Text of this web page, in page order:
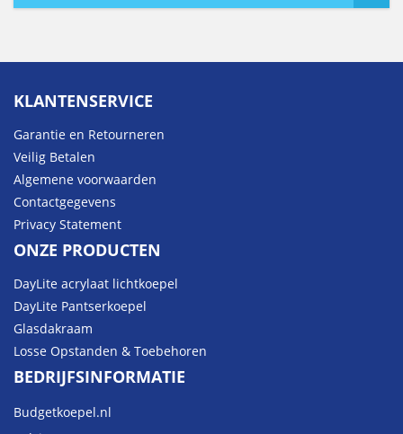
KLANTENSERVICE
Garantie en Retourneren
Veilig Betalen
Algemene voorwaarden
Contactgegevens
Privacy Statement
ONZE PRODUCTEN
DayLite acrylaat lichtkoepel
DayLite Pantserkoepel
Glasdakraam
Losse Opstanden & Toebehoren
BEDRIJFSINFORMATIE
Budgetkoepel.nl